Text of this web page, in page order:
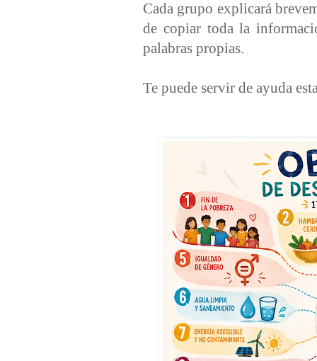
Cada grupo explicará
de copiar toda la
palabras propias.
Te puede servir de ayuda